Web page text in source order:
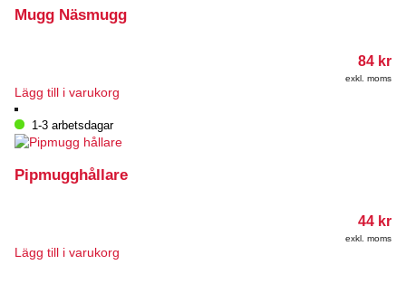
varianter.
väljas
produktsidan
Mugg Näsmugg
84 kr
exkl. moms
Lägg till i varukorg
1-3 arbetsdagar
Pipmugghållare
44 kr
exkl. moms
Lägg till i varukorg